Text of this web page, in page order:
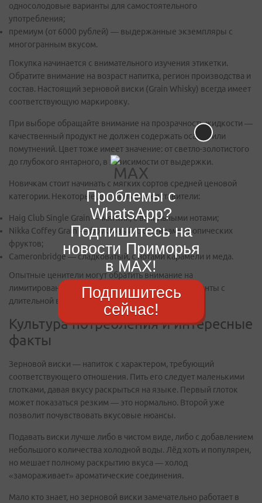
односолодовые варианты для самостоятельного
употребления;
премиум (от 6000 рублей) — выдержанные экземпляры с
многогранным вкусом.
Покупка начинается с внимательного изучения этикетки.
Обратите внимание на возраст напитка, регион производства и
состав. Настоящий зерновой виски (Grain Whisky) всегда имеет
соответствующую маркировку.
При выборе обращайте внимание на прозрачность жидкости —
качественный продукт не должен содержать осадка или
помутнений. Цвет тоже имеет значение: от светло-золотистого
до глубокого янтарного, в зависимости от выдержки.
Новичкам стоит начинать с мягких сортов средней ценовой
категории. Некоторые достойные представители:
Haig Club Single Grain — мягкий, с ванильными нотами;
Nikka Coffey Grain — фруктовый, с оттенками тропических
фруктов;
Cameronbridge — сладковатый, с нотами карамели и меда.
Опытные ценители могут обратить внимание на
лимитированные выпуски и односолодовые варианты с
длительной выдержкой.
Культура потребления и интересные
факты
Зерновой виски — напиток с характером, требующий
соответствующего отношения. Пить его следует маленькими
глотками, давая вкусу раскрыться на языке. Первый глоток
может показаться резким — это нормально. Второй уже
позволит почувствовать вкусовые нюансы.
Подавать виски лучше либо в чистом виде, либо с добавлением
небольшого количества холодной воды. Лёд хоть и популярен,
но мешает полному раскрытию вкуса — холод
«замораживает» ароматические соединения.
Мало кто знает, но зерновой виски замечательно работает в
Проблемы с
WhatsApp?
Подпишитесь на
новости Приморья
в MAX!
Подпишитесь
сейчас!